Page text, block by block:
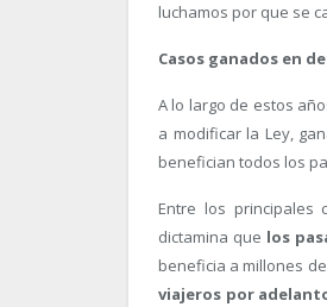
luchamos por que se
Casos ganados en
A lo largo de estos
a modificar la Ley,
benefician todos los
Entre los principales
dictamina que los
beneficia a millones
viajeros por